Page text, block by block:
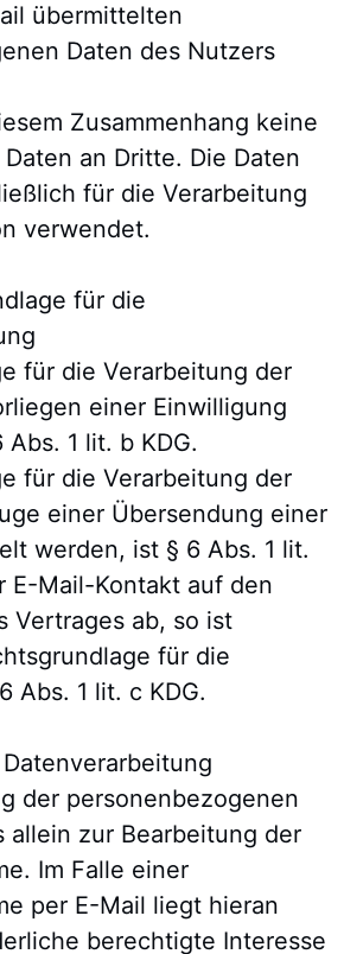
übermittelten
Daten des Nutzers
Zusammenhang keine
an Dritte. Die Daten
für die Verarbeitung
verwendet.
für die
für die Verarbeitung der
einer Einwilligung
1 lit. b KDG.
für die Verarbeitung der
einer Übersendung einer
werden, ist § 6 Abs. 1 lit.
E-Mail-Kontakt auf den
Vertrages ab, so ist
für die
Abs. 1 lit. c KDG.
der personenbezogenen
allein zur Bearbeitung der
Im Falle einer
per E-Mail liegt hieran
berechtigte Interesse